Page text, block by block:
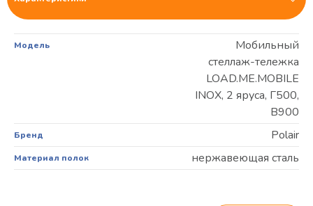
Модель
Мобильный
стеллаж-тележка
LOAD.ME.MOBILE
INOX, 2 яруса, Г500,
В900
Бренд Polair
Материал полок нержавеющая сталь